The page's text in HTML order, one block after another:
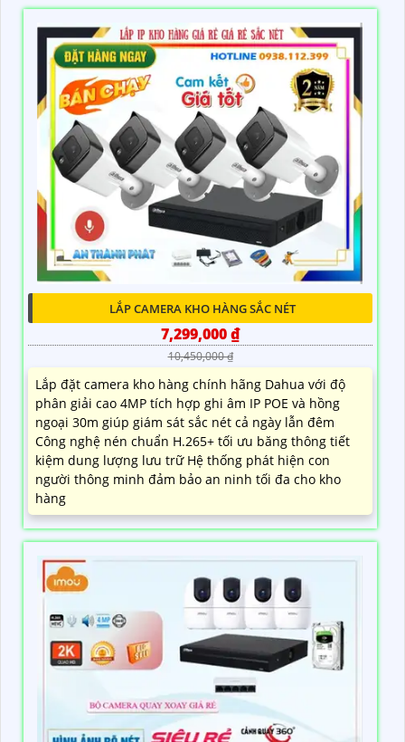
LẮP CAMERA KHO HÀNG SẮC NÉT
7,299,000 ₫
10,450,000 ₫
Lắp đặt camera kho hàng chính hãng Dahua với độ
phân giải cao 4MP tích hợp ghi âm IP POE và hồng
ngoại 30m giúp giám sát sắc nét cả ngày lẫn đêm
Công nghệ nén chuẩn H.265+ tối ưu băng thông tiết
kiệm dung lượng lưu trữ Hệ thống phát hiện con
người thông minh đảm bảo an ninh tối đa cho kho
hàng